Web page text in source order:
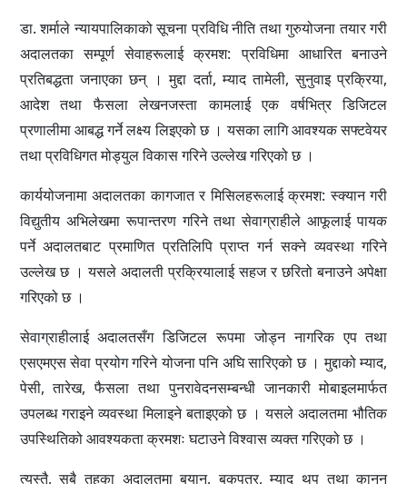
डा. शर्माले न्यायपालिकाको सूचना प्रविधि नीति तथा गुरुयोजना तयार गरी
अदालतका सम्पूर्ण सेवाहरूलाई क्रमश: प्रविधिमा आधारित बनाउने
प्रतिबद्धता जनाएका छन् । मुद्दा दर्ता, म्याद तामेली, सुनुवाइ प्रक्रिया,
आदेश तथा फैसला लेखनजस्ता कामलाई एक वर्षभित्र डिजिटल
प्रणालीमा आबद्ध गर्ने लक्ष्य लिइएको छ । यसका लागि आवश्यक सफ्टवेयर
तथा प्रविधिगत मोड्युल विकास गरिने उल्लेख गरिएको छ ।
कार्ययोजनामा अदालतका कागजात र मिसिलहरूलाई क्रमश: स्क्यान गरी
विद्युतीय अभिलेखमा रूपान्तरण गरिने तथा सेवाग्राहीले आफूलाई पायक
पर्ने अदालतबाट प्रमाणित प्रतिलिपि प्राप्त गर्न सक्ने व्यवस्था गरिने
उल्लेख छ । यसले अदालती प्रक्रियालाई सहज र छरितो बनाउने अपेक्षा
गरिएको छ ।
सेवाग्राहीलाई अदालतसँग डिजिटल रूपमा जोड्न नागरिक एप तथा
एसएमएस सेवा प्रयोग गरिने योजना पनि अघि सारिएको छ । मुद्दाको म्याद,
पेसी, तारेख, फैसला तथा पुनरावेदनसम्बन्धी जानकारी मोबाइलमार्फत
उपलब्ध गराइने व्यवस्था मिलाइने बताइएको छ । यसले अदालतमा भौतिक
उपस्थितिको आवश्यकता क्रमशः घटाउने विश्वास व्यक्त गरिएको छ ।
त्यस्तै, सबै तहका अदालतमा बयान, बकपत्र, म्याद थप तथा कानुन